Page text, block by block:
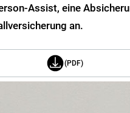
Assist, eine
an.
(PDF)